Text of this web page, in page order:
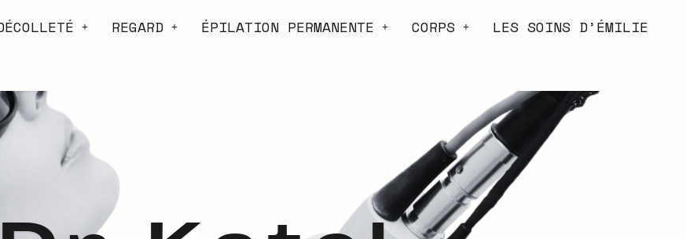
REGARD ÉPILATION PERMANENTE CORPS
LES SOINS D’ÉMILIE